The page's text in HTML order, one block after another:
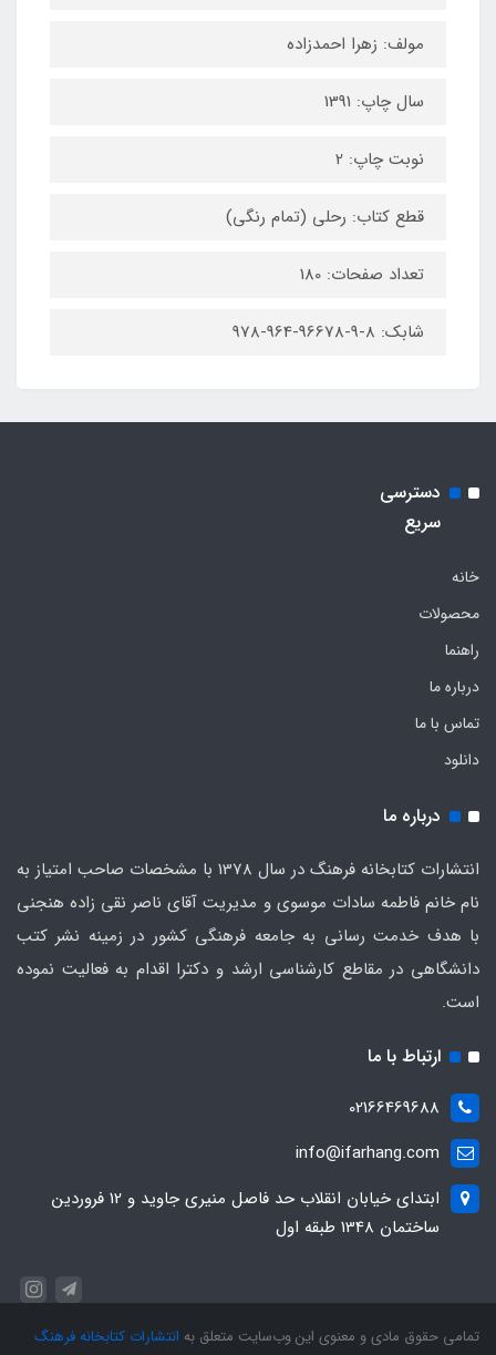
مولف: زهرا احمدزاده
سال چاپ: 1391
نوبت چاپ: 2
قطع کتاب: رحلی (تمام رنگی)
تعداد صفحات: 180
شابک: 8-9-96678-964-978
دسترسی
سریع
خانه
محصولات
راهنما
درباره ما
تماس با ما
دانلود
درباره ما
انتشارات کتابخانه فرهنگ در سال 1378 با مشخصات صاحب امتیاز به
نام خانم فاطمه سادات موسوی و مدیریت آقای ناصر نقی زاده هنجنی
با هدف خدمت رسانی به جامعه فرهنگی کشور در زمینه نشر کتب
دانشگاهی در مقاطع کارشناسی ارشد و دکترا اقدام به فعالیت نموده
است.
ارتباط با ما
02166469688
info@ifarhang.com
ابتداي خيابان انقلاب حد فاصل منيري جاويد و 12 فروردين
ساختمان 1348 طبقه اول
تمامی حقوق مادی و معنوی این وب‌سایت متعلق به انتشارات کتابخانه فرهنگ